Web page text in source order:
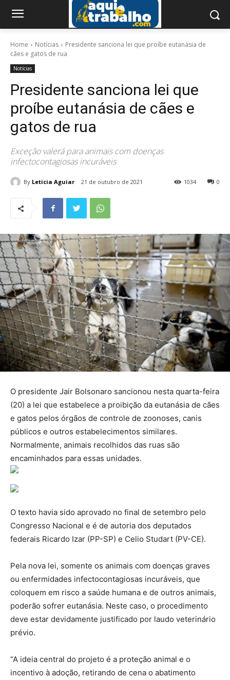
Home Notícias
Presidente sanciona lei que proíbe eutanásia de
cães e gatos de rua
Notícias
Presidente sanciona lei que
proíbe eutanásia de cães e
gatos de rua
Exceção valerá para animais com doenças
infectocontagiosas incuráveis
By Leticia Aguiar 21 de outubro de 2021 0
1034
O presidente Jair Bolsonaro sancionou nesta quarta-feira
(20) a lei que estabelece a proibição da eutanásia de cães
e gatos pelos órgãos de controle de zoonoses, canis
públicos e outros estabelecimentos similares.
Normalmente, animais recolhidos das ruas são
encaminhados para essas unidades.
O texto havia sido aprovado no final de setembro pelo
Congresso Nacional e é de autoria dos deputados
federais Ricardo Izar (PP-SP) e Celio Studart (PV-CE).
Pela nova lei, somente os animais com doenças graves
ou enfermidades infectocontagiosas incuráveis, que
coloquem em risco a saúde humana e de outros animais,
poderão sofrer eutanásia. Neste caso, o procedimento
deve estar devidamente justificado por laudo veterinário
prévio.
“A ideia central do projeto é a proteção animal e o
incentivo à adoção, retirando de cena o abatimento